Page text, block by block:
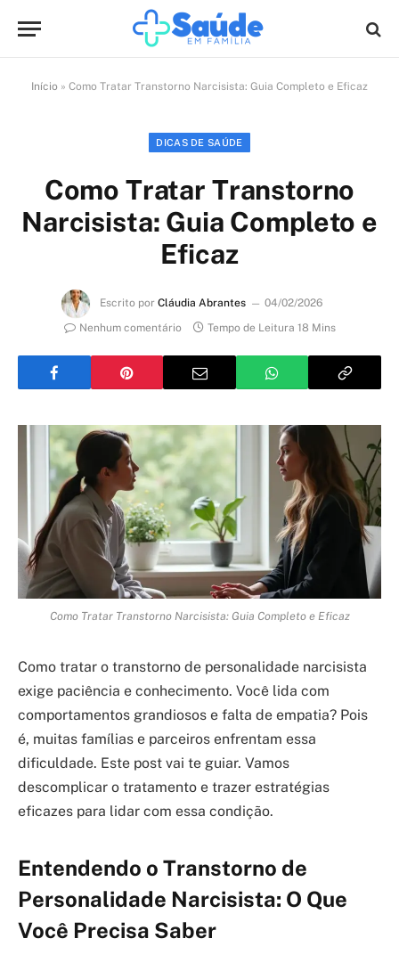
Início » Como Tratar Transtorno Narcisista: Guia Completo e Eficaz
DICAS DE SAÚDE
Como Tratar Transtorno
Narcisista: Guia Completo e
Eficaz
Escrito por Cláudia Abrantes
04/02/2026
Nenhum comentário
Tempo de Leitura 18 Mins
Como Tratar Transtorno Narcisista: Guia Completo e Eficaz
Como tratar o transtorno de personalidade narcisista
exige paciência e conhecimento. Você lida com
comportamentos grandiosos e falta de empatia? Pois
é, muitas famílias e parceiros enfrentam essa
dificuldade. Este post vai te guiar. Vamos
descomplicar o tratamento e trazer estratégias
eficazes para lidar com essa condição.
Entendendo o Transtorno de
Personalidade Narcisista: O Que
Você Precisa Saber